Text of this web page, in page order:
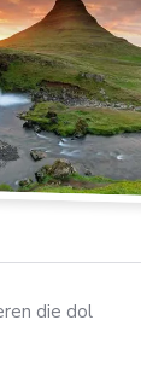
die dol